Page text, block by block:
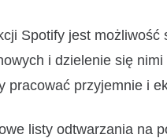
Spotify jest
i dzielenie się
pracować przyjemnie i
listy odtwarzania na